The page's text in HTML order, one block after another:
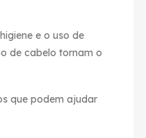
e o uso de
de cabelo tornam o
que podem ajudar